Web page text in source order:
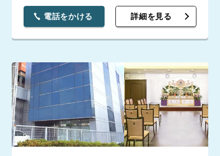
電話をかける 詳細を見る